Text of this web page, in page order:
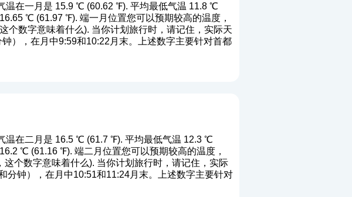
温在一月是 15.9 ℃ (60.62 ℉). 平均最低气温 11.8 ℃
℃ (61.97 ℉). 端一月位置您可以预期较高的温度，
个数字意味着什么). 当你计划旅行时，请记住，实际天
），在月中9:59和10:22月末。上述数字主要针对首都
温在二月是 16.5 ℃ (61.7 ℉). 平均最低气温 12.3 ℃
℃ (61.16 ℉). 端二月位置您可以预期较高的温度，
这个数字意味着什么). 当你计划旅行时，请记住，实际
分钟），在月中10:51和11:24月末。上述数字主要针对